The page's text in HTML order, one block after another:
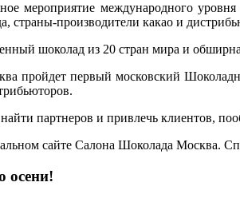
мероприятие международного
страны-производители какао и
шоколад из 20 стран мира и
пройдет первый московский
партнеров и привлечь клиентов,
сайте Салона Шоколада Москва.
осени!